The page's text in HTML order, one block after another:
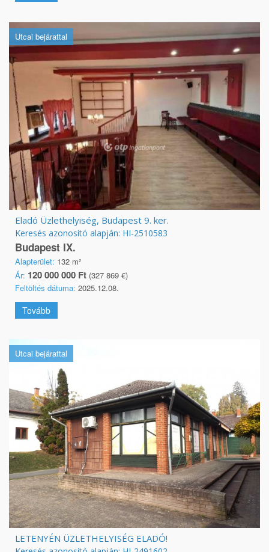
Utcai bejárattal
Eladó Üzlethelyiség, Budapest 9. ker.
Keresés azonosító alapján: HI-2510583
Budapest IX.
Alapterület: 132 m²
Ár: 120 000 000 Ft (327 869 €)
Feltöltés dátuma: 2025.12.08.
Tovább
Utcai bejárattal
LETENYÉN ÜZLETHELYISÉG ELADÓ!